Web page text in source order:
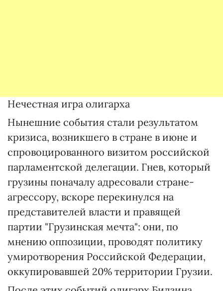
Нечестная игра олигарха
Нынешние события стали результатом
кризиса, возникшего в стране в июне и
спровоцированного визитом российской
парламентской делегации. Гнев, который
грузины поначалу адресовали стране-
агрессору, вскоре перекинулся на
представителей власти и правящей
партии "Грузинская мечта": они, по
мнению оппозиции, проводят политику
умиротворения Российской Федерации,
оккупировавшей 20% территории Грузии.